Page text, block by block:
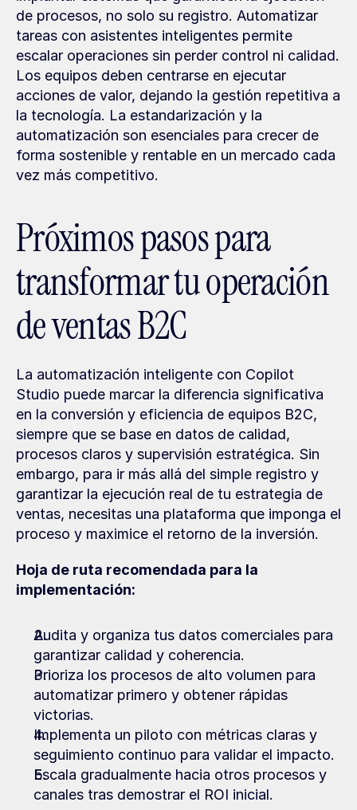
de procesos, no solo su registro. Automatizar
tareas con asistentes inteligentes permite
escalar operaciones sin perder control ni calidad.
Los equipos deben centrarse en ejecutar
acciones de valor, dejando la gestión repetitiva a
la tecnología. La estandarización y la
automatización son esenciales para crecer de
forma sostenible y rentable en un mercado cada
vez más competitivo.
Próximos pasos para
transformar tu operación
de ventas B2C
La automatización inteligente con Copilot
Studio puede marcar la diferencia significativa
en la conversión y eficiencia de equipos B2C,
siempre que se base en datos de calidad,
procesos claros y supervisión estratégica. Sin
embargo, para ir más allá del simple registro y
garantizar la ejecución real de tu estrategia de
ventas, necesitas una plataforma que imponga el
proceso y maximice el retorno de la inversión.
Hoja de ruta recomendada para la
implementación:
Audita y organiza tus datos comerciales para
garantizar calidad y coherencia.
Prioriza los procesos de alto volumen para
automatizar primero y obtener rápidas
victorias.
Implementa un piloto con métricas claras y
seguimiento continuo para validar el impacto.
Escala gradualmente hacia otros procesos y
canales tras demostrar el ROI inicial.